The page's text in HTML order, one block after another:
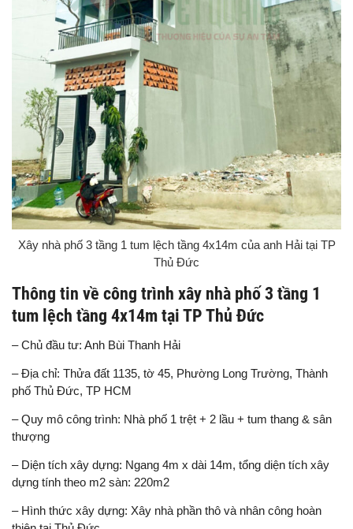
Xây nhà phố 3 tầng 1 tum lệch tầng 4x14m của anh Hải tại TP
Thủ Đức
Thông tin về công trình xây nhà phố 3 tầng 1
tum lệch tầng 4x14m tại TP Thủ Đức
– Chủ đầu tư: Anh Bùi Thanh Hải
– Địa chỉ: Thửa đất 1135, tờ 45, Phường Long Trường, Thành
phố Thủ Đức, TP HCM
– Quy mô công trình: Nhà phố 1 trệt + 2 lầu + tum thang & sân
thượng
– Diện tích xây dựng: Ngang 4m x dài 14m, tổng diện tích xây
dựng tính theo m2 sàn: 220m2
– Hình thức xây dựng: Xây nhà phần thô và nhân công hoàn